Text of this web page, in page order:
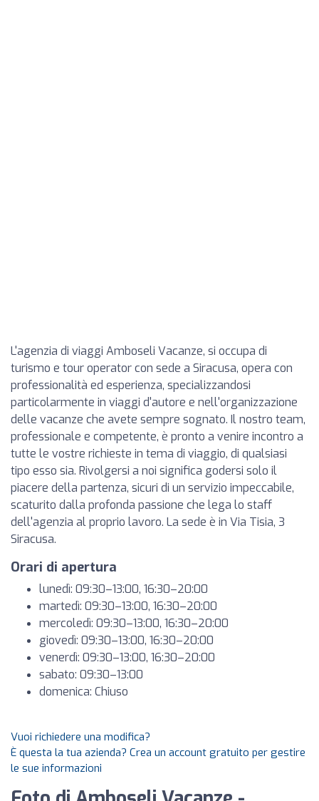
L'agenzia di viaggi Amboseli Vacanze, si occupa di
turismo e tour operator con sede a Siracusa, opera con
professionalità ed esperienza, specializzandosi
particolarmente in viaggi d'autore e nell'organizzazione
delle vacanze che avete sempre sognato. Il nostro team,
professionale e competente, è pronto a venire incontro a
tutte le vostre richieste in tema di viaggio, di qualsiasi
tipo esso sia. Rivolgersi a noi significa godersi solo il
piacere della partenza, sicuri di un servizio impeccabile,
scaturito dalla profonda passione che lega lo staff
dell'agenzia al proprio lavoro. La sede è in Via Tisia, 3
Siracusa.
Orari di apertura
lunedì: 09:30–13:00, 16:30–20:00
martedì: 09:30–13:00, 16:30–20:00
mercoledì: 09:30–13:00, 16:30–20:00
giovedì: 09:30–13:00, 16:30–20:00
venerdì: 09:30–13:00, 16:30–20:00
sabato: 09:30–13:00
domenica: Chiuso
Vuoi richiedere una modifica?
È questa la tua azienda? Crea un account gratuito per gestire
le sue informazioni